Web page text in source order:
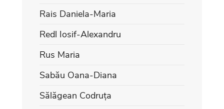
Rais Daniela-Maria
Redl Iosif-Alexandru
Rus Maria
Sabău Oana-Diana
Sălăgean Codruța